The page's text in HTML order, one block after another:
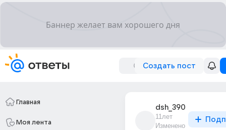
Создать пост
Главная
Моя лента
dsh_390
11лет
Изменено